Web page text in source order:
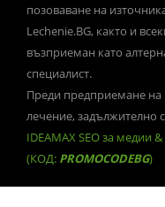
позоваване на
Lechenie.BG, както и
възприеман като
специалист.
Преди предприемане на
лечение, задължително
IDEAMAX SEO за медии
(КОД: PROMOCODEBG)